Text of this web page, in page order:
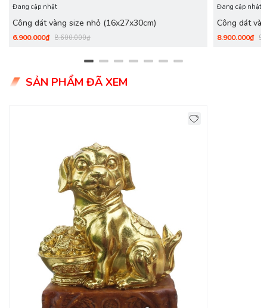
Đang cập nhật
Công dát vàng size nhỏ (16x27x30cm)
6.900.000₫ 8.600.000₫
Đang cập nhật
Công dát
8.900.000₫
SẢN PHẨM ĐÃ XEM